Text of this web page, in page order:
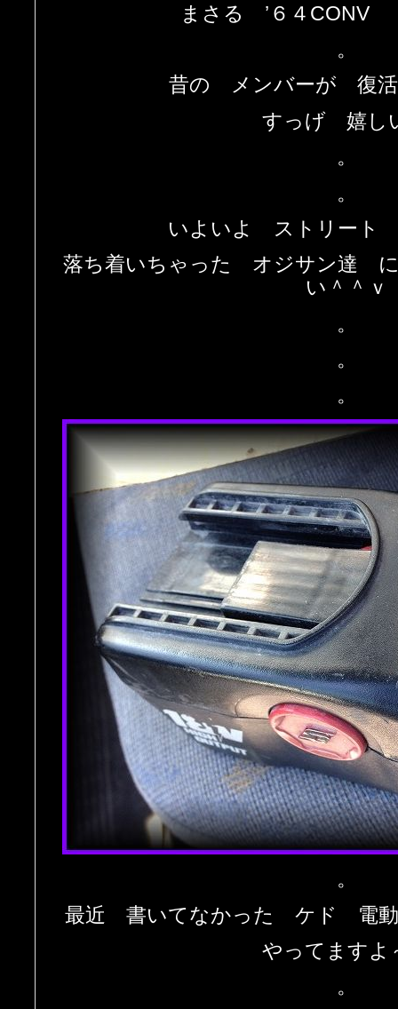
まさる ’６４CONV
。
昔の メンバーが 復
すっげ 嬉し
。
。
いよいよ ストリー
落ち着いちゃった オジサン達
い＾＾ｖ
。
。
。
。
最近 書いてなかった ケド 電動
やってますよ
。